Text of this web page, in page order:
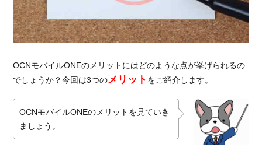
OCNモバイルONEのメリットにはどのような点が挙げられるの
でしょうか？今回は3つのメリット をご紹介します。
OCNモバイルONEのメリットを見ていき
ましょう。